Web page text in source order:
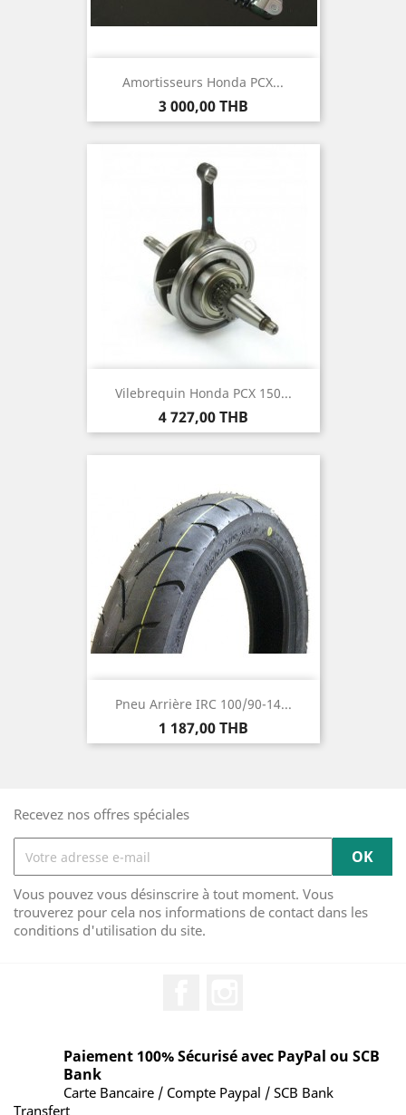
Amortisseurs Honda PCX...
Prix
3 000,00 THB
Vilebrequin Honda PCX 150...
Prix
4 727,00 THB
Pneu Arrière IRC 100/90-14...
Prix
1 187,00 THB
Recevez nos offres spéciales
Vous pouvez vous désinscrire à tout moment. Vous
trouverez pour cela nos informations de contact dans les
conditions d'utilisation du site.
Paiement 100% Sécurisé avec PayPal ou SCB
Bank
Carte Bancaire / Compte Paypal / SCB Bank
Transfert